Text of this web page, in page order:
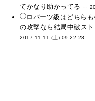
てかなり助かってる --
ロバーツ級はどちら
の攻撃なら結局中破ス
2017-11-11 (土) 09:22:28